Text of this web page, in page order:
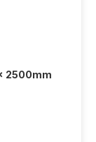
2500mm